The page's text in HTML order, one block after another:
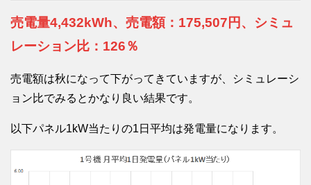
売電量4,432kWh、売電額：175,507円、シミュ
レーション比：126％
売電額は秋になって下がってきていますが、シミュレーシ
ョン比でみるとかなり良い結果です。
以下パネル1kW当たりの1日平均は発電量になります。